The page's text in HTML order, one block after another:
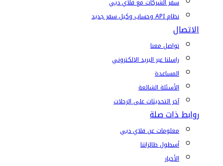
سفر الشركات مع فلاي دبي
نظام API وحساب وكيل سفر جديد
الاتصال
تواصل معنا
راسلنا عبر البريد الإلكتروني
المساعدة
الأسئلة الشائعة
آخر التحديثات على الرحلات
روابط ذات صلة
معلومات عن فلاي دبي
أسطول طائراتنا
الأخبار